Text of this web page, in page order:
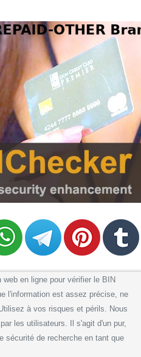
en ligne pour vérifier le BIN
l'information est assez précise, ne
à vos risques et périls. Nous
les utilisateurs. Il s'agit d'un pur,
sécurité de recherche en tant que